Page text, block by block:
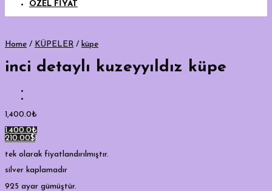
ÖZEL FİYAT
Home / KÜPELER / küpe
inci detaylı kuzeyyıldız küpe
1,400.0₺
1,400.0₺
210.00$
tek olarak fiyatlandırılmıştır.
silver kaplamadır
925 ayar gümüştür.